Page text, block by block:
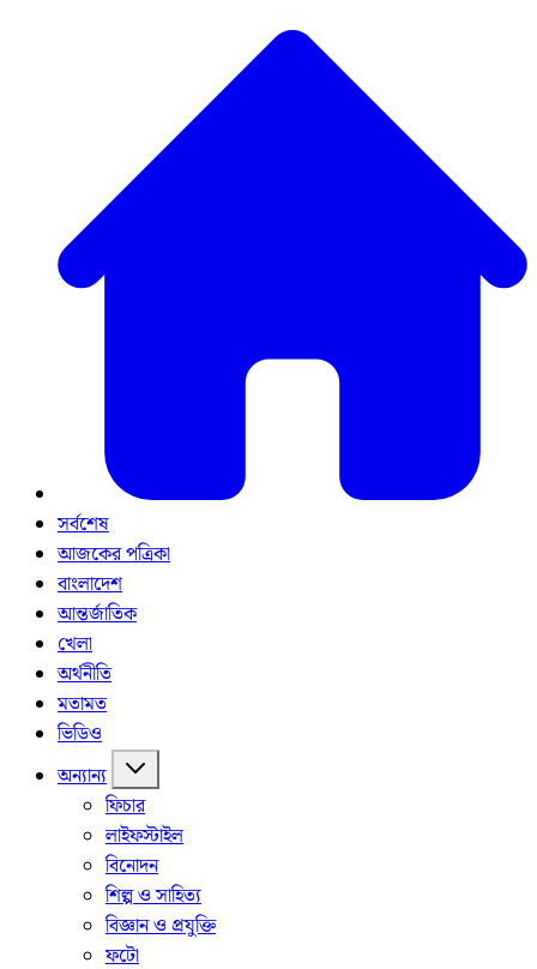
সর্বশেষ
আজকের পত্রিকা
বাংলাদেশ
আন্তর্জাতিক
খেলা
অর্থনীতি
মতামত
ভিডিও
অন্যান্য
ফিচার
লাইফস্টাইল
বিনোদন
শিল্প ও সাহিত্য
বিজ্ঞান ও প্রযুক্তি
ফটো